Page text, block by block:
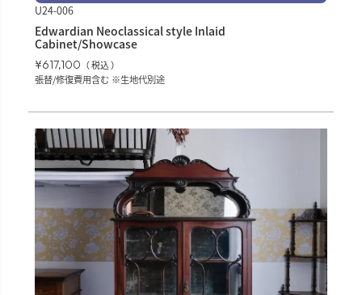
U24-006
Edwardian Neoclassical style Inlaid
Cabinet/Showcase
¥617,100
税込
張替/修復費用含む ※生地代別途